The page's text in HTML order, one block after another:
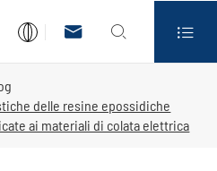
  
delle resine epossidiche
ai materiali di colata elettrica